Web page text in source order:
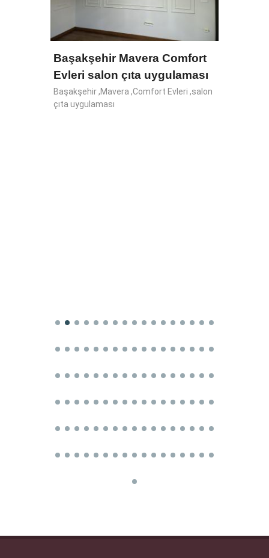
Başakşehir Mavera Comfort
Evleri salon çıta uygulaması
Başakşehir ,Mavera ,Comfort Evleri ,salon
çıta uygulaması